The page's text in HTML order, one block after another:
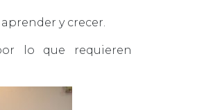
y crecer.
lo que requieren